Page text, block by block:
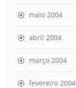
maio 2004
abril 2004
março 2004
fevereiro 2004